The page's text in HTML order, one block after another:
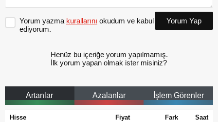
Yorum yazma kurallarını okudum ve kabul
ediyorum.
Yorum Yap
Henüz bu içeriğe yorum yapılmamış.
İlk yorum yapan olmak ister misiniz?
Artanlar Azalanlar İşlem Görenler
Hisse Fiyat Fark Saat